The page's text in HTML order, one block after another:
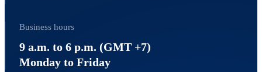
Business hours
9 a.m. to 6 p.m. (GMT +7)
Monday to Friday